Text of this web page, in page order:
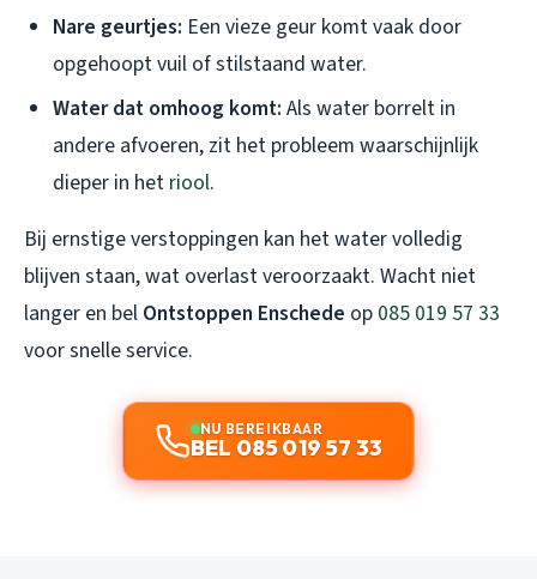
Nare geurtjes: Een vieze geur komt vaak door
opgehoopt vuil of stilstaand water.
Water dat omhoog komt: Als water borrelt in
andere afvoeren, zit het probleem waarschijnlijk
dieper in het riool.
Bij ernstige verstoppingen kan het water volledig
blijven staan, wat overlast veroorzaakt. Wacht niet
langer en bel Ontstoppen Enschede op 085 019 57 33
voor snelle service.
NU BEREIKBAAR
BEL 085 019 57 33